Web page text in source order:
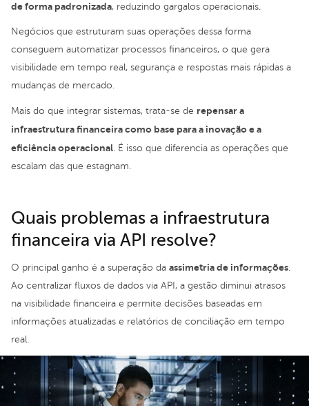
de forma padronizada, reduzindo gargalos operacionais.
Negócios que estruturam suas operações dessa forma
conseguem automatizar processos financeiros, o que gera
visibilidade em tempo real, segurança e respostas mais rápidas a
mudanças de mercado.
Mais do que integrar sistemas, trata-se de repensar a
infraestrutura financeira como base para a inovação e a
eficiência operacional. É isso que diferencia as operações que
escalam das que estagnam.
Quais problemas a infraestrutura
financeira via API resolve?
O principal ganho é a superação da assimetria de informações.
Ao centralizar fluxos de dados via API, a gestão diminui atrasos
na visibilidade financeira e permite decisões baseadas em
informações atualizadas e relatórios de conciliação em tempo
real.